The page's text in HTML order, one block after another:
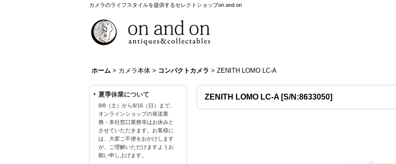
カメラのライフスタイルを提供するセレクトショップon and on
ホーム > カメラ本体 > コンパクトカメラ > ZENITH LOMO LC-A
夏季休業について
8/8（土）から8/16（日）まで、
オンラインショップの発送業
務・本社窓口業務等はお休みと
させていただきます。お客様に
は、大変ご不便をおかけします
が、ご理解いただけますようお
願い申し上げます。
ZENITH LOMO LC-A [S/N:8633050]